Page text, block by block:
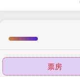
票房